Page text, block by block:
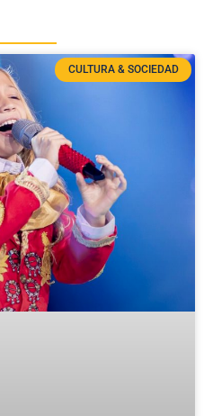
CULTURA & SOCIEDAD